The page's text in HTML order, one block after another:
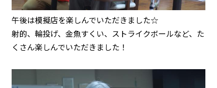
午後は模擬店を楽しんでいただきました☆
射的、輪投げ、金魚すくい、ストライクボールなど、た
くさん楽しんでいただきました！